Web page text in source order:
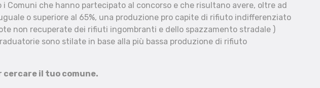
Comuni che hanno partecipato al concorso e che risultano avere, oltre ad
o superiore al 65%, una produzione pro capite di rifiuto indifferenziato
non recuperate dei rifiuti ingombranti e dello spazzamento stradale )
sono stilate in base alla più bassa produzione di rifiuto
cercare il tuo comune.